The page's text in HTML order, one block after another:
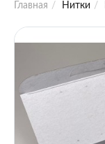
Главная Нитки